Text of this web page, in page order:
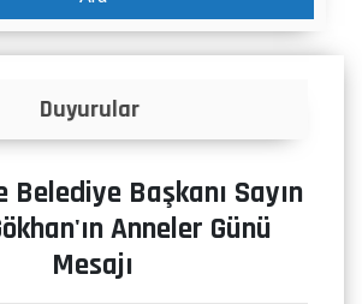
İlanlar
Belediye Başkanı Sayın
Anneler Günü
Mesajı